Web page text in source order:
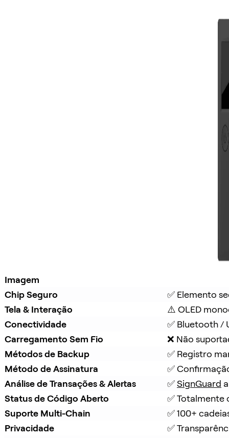
Imagem
Chip Seguro
✅ Elemento
Tela & Interação
⚠️ OLED
Conectividade
✅ Bluetooth /
Carregamento Sem Fio
❌ Não
Métodos de Backup
✅ Registro
Método de Assinatura
✅
Análise de Transações & Alertas
✅ SignGuard
Status de Código Aberto
✅ Totalmente
Suporte Multi-Chain
✅ 100+
Privacidade
✅